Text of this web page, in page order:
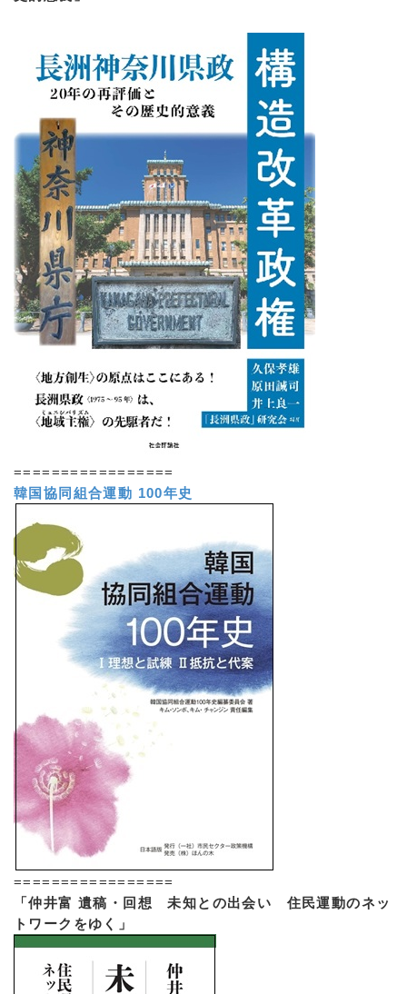
=================
韓国協同組合運動 100年史
=================
「仲井富 遺稿・回想 未知との出会い 住民運動のネッ
トワークをゆく」